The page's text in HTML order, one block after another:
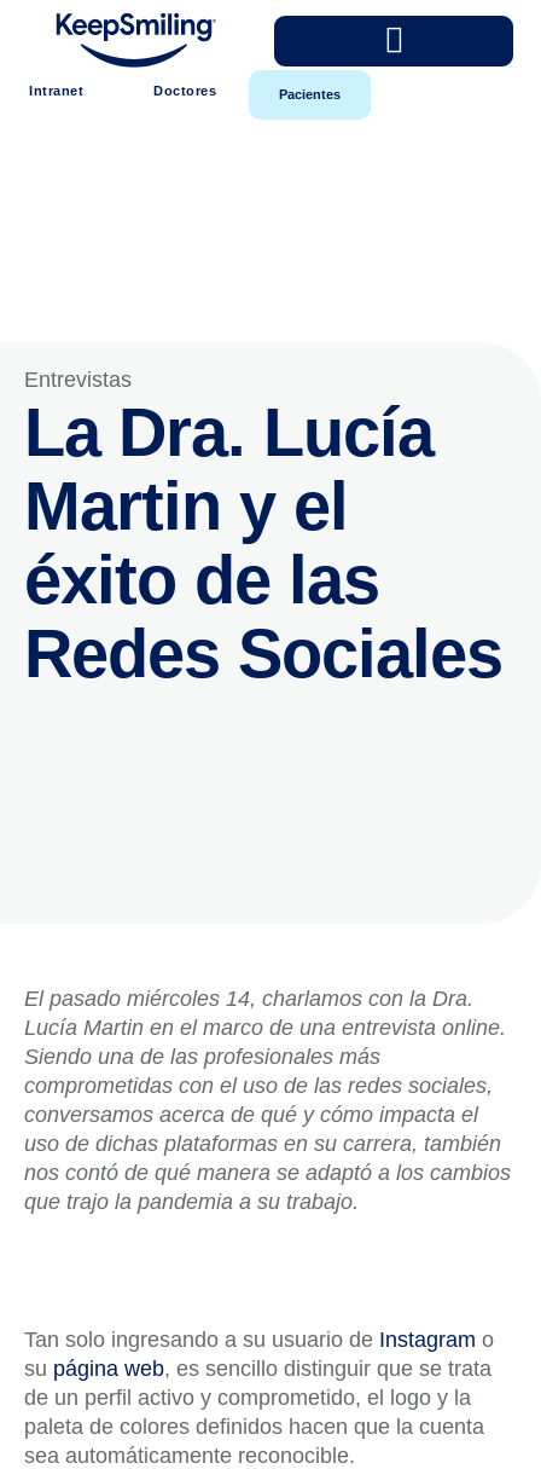
Intranet Doctores Pacientes
Entrevistas
La Dra. Lucía
Martin y el
éxito de las
Redes Sociales
El pasado miércoles 14, charlamos con la Dra.
Lucía Martin en el marco de una entrevista online.
Siendo una de las profesionales más
comprometidas con el uso de las redes sociales,
conversamos acerca de qué y cómo impacta el
uso de dichas plataformas en su carrera, también
nos contó de qué manera se adaptó a los cambios
que trajo la pandemia a su trabajo.
Tan solo ingresando a su usuario de Instagram o
su página web, es sencillo distinguir que se trata
de un perfil activo y comprometido, el logo y la
paleta de colores definidos hacen que la cuenta
sea automáticamente reconocible.